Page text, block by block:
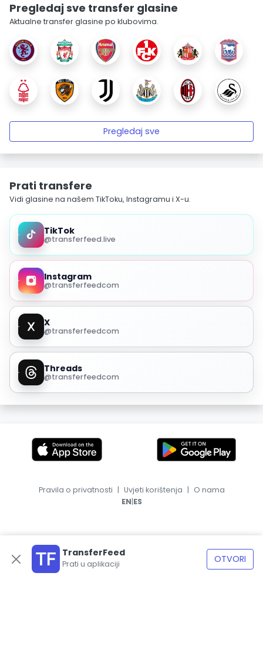
Pregledaj sve transfer glasine
Aktualne transfer glasine po klubovima.
Pregledaj sve
Prati transfere
Vidi glasine na našem TikToku, Instagramu i X-u.
TikTok
@transferfeed.live
Instagram
@transferfeedcom
X
@transferfeedcom
Threads
@transferfeedcom
TransferFeed
Prati u aplikaciji OTVORI
Pravila o privatnosti | Uvjeti korištenja | O nama
EN|ES